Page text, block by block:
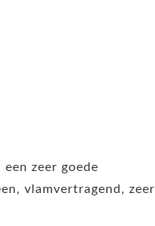
zeer goede
vlamvertragend, zeer